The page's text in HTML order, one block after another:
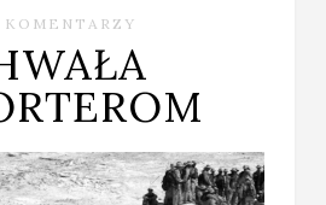
KOMENTARZY